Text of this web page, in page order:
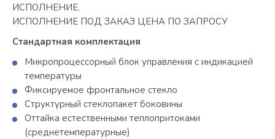
ИСПОЛНЕНИЕ.
ИСПОЛНЕНИЕ ПОД ЗАКАЗ ЦЕНА ПО ЗАПРОСУ
Стандартная комплектация
Микропроцессорный блок управления с индикацией
температуры
Фиксируемое фронтальное стекло
Структурный стеклопакет боковины
Оттайка естественными теплопритоками
(среднетемпературные)